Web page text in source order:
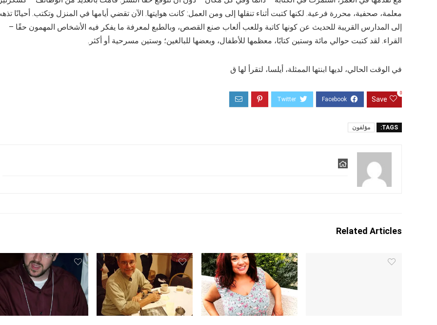
معلمة، صحفية، محررة فرعية. لكنها كتبت أثناء تنقلها إلى ومن العمل: كانت هوايتها. الآن تقضي أيامها في المنزل وتكتب. أحيانًا
إلى المدارس القريبة للحديث عن كونها كاتبة وللعب ألعاب صنع القصص، وبالطبع لمعرفة ما يفكر فيه الأشخاص المهمون حقًا –
القراء. لقد كتبت حوالي مائة وستين كتابًا، معظمها للأطفال، وبعضها للبالغين؛ وستين مسرحية أو أكثر.
في الوقت الحالي، لديها ابنتها الممثلة، أيلسا، لتقرأ لها ق
Save
0
TAGS: مؤلفون
Related Articles